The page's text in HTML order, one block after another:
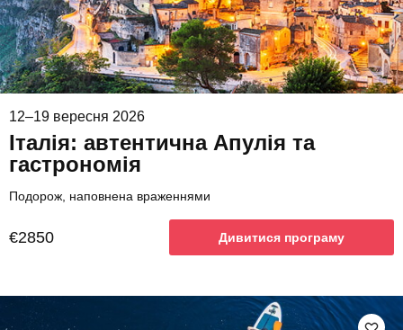
12–19 вересня 2026
Італія: автентична Апулія та
гастрономія
Подорож, наповнена враженнями
€2850 Дивитися програму